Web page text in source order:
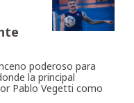
poderoso para
la principal
Pablo Vegetti como